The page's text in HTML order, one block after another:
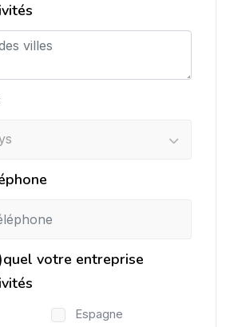
votre entreprise
Espagne